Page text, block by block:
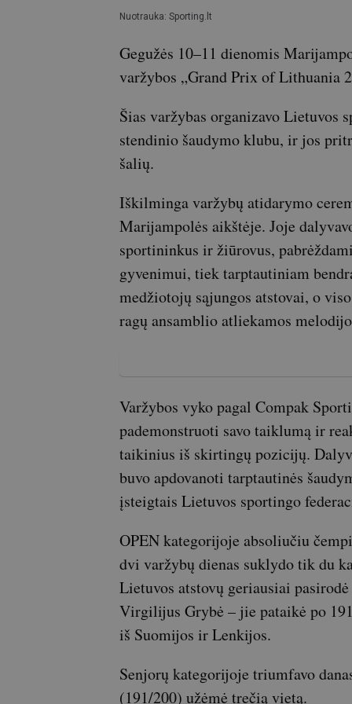
Nuotrauka: Sporting.lt
Gegužės 10–11 dienomis
varžybos „Grand Prix of Lithuania
Šias varžybas organizavo Lietuvos
stendinio šaudymo klubu, ir jos
šalių.
Iškilminga varžybų atidarymo
Marijampolės aikštėje. Joje
sportininkus ir žiūrovus,
gyvenimui, tiek tarptautiniam
medžiotojų sąjungos atstovai, o
ragų ansamblio atliekamos
Varžybos vyko pagal Compak
pademonstruoti savo taiklumą ir
taikinius iš skirtingų pozicijų.
buvo apdovanoti tarptautinės
įsteigtais Lietuvos sportingo
OPEN kategorijoje absoliučiu
dvi varžybų dienas suklydo tik du
Lietuvos atstovų geriausiai
Virgilijus Grybė – jie pataikė po
iš Suomijos ir Lenkijos.
Senjorų kategorijoje triumfavo
(191/200) užėmė trečią vietą.